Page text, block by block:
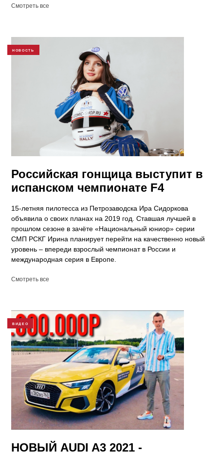
Смотреть все
НОВОСТЬ
Российская гонщица выступит в
испанском чемпионате F4
15-летняя пилотесса из Петрозаводска Ира Сидоркова
объявила о своих планах на 2019 год. Ставшая лучшей в
прошлом сезоне в зачёте «Национальный юниор» серии
СМП РСКГ Ирина планирует перейти на качественно новый
уровень – впереди взрослый чемпионат в России и
международная серия в Европе.
Смотреть все
ВИДЕО
НОВЫЙ AUDI A3 2021 -